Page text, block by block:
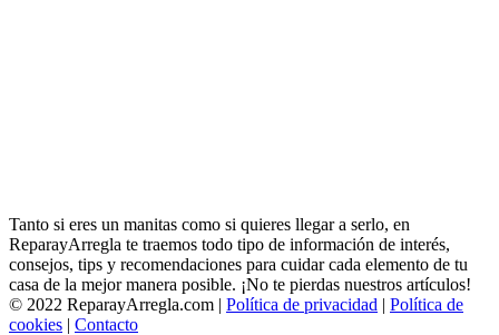
Tanto si eres un manitas como si quieres llegar a serlo, en
ReparayArregla te traemos todo tipo de información de interés,
consejos, tips y recomendaciones para cuidar cada elemento de tu
casa de la mejor manera posible. ¡No te pierdas nuestros artículos!
© 2022 ReparayArregla.com | Política de privacidad | Política de
cookies | Contacto